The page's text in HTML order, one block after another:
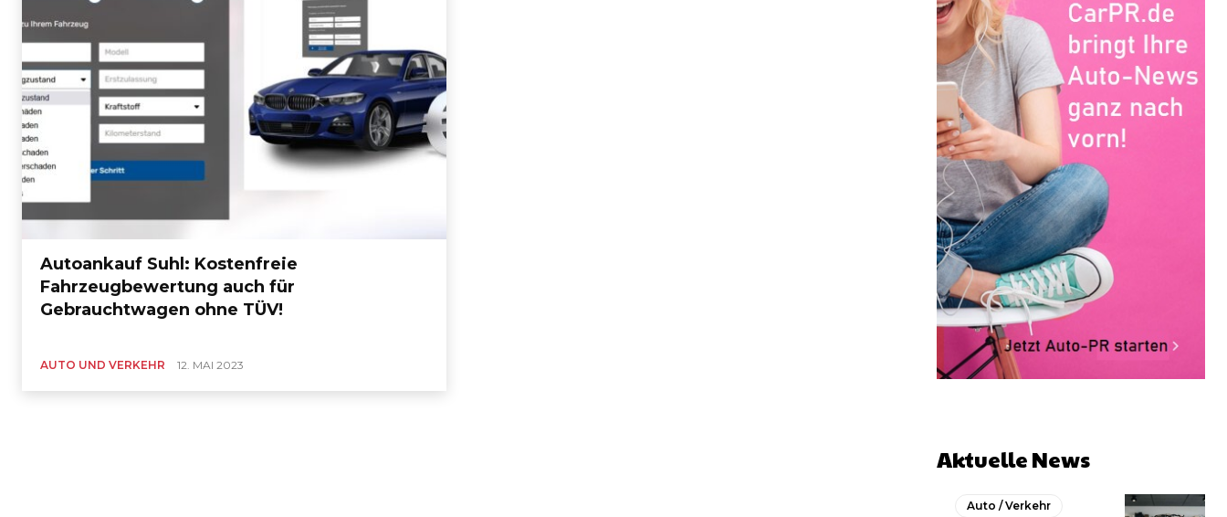
Autoankauf Suhl: Kostenfreie
Fahrzeugbewertung auch für
Gebrauchtwagen ohne TÜV!
AUTO UND VERKEHR 12. MAI 2023
Aktuelle News
Auto / Verkehr